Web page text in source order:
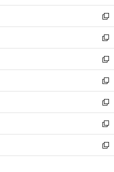
ウ
で
開
く
ン
ド
ウ
で
開
く
ウ
ィ
ン
ド
ウ
で
開
く
し
い
ウ
ィ
ン
ド
ウ
で
開
く
新
し
い
ウ
ィ
ン
ド
ウ
で
開
く
新
し
い
ウ
ィ
ン
ド
ウ
で
開
く
新
し
い
ウ
ィ
ン
ド
ウ
で
開
新
し
い
ウ
ィ
ン
ド
ウ
新
し
い
ウ
ィ
ン
新
し
い
ウ
新
し